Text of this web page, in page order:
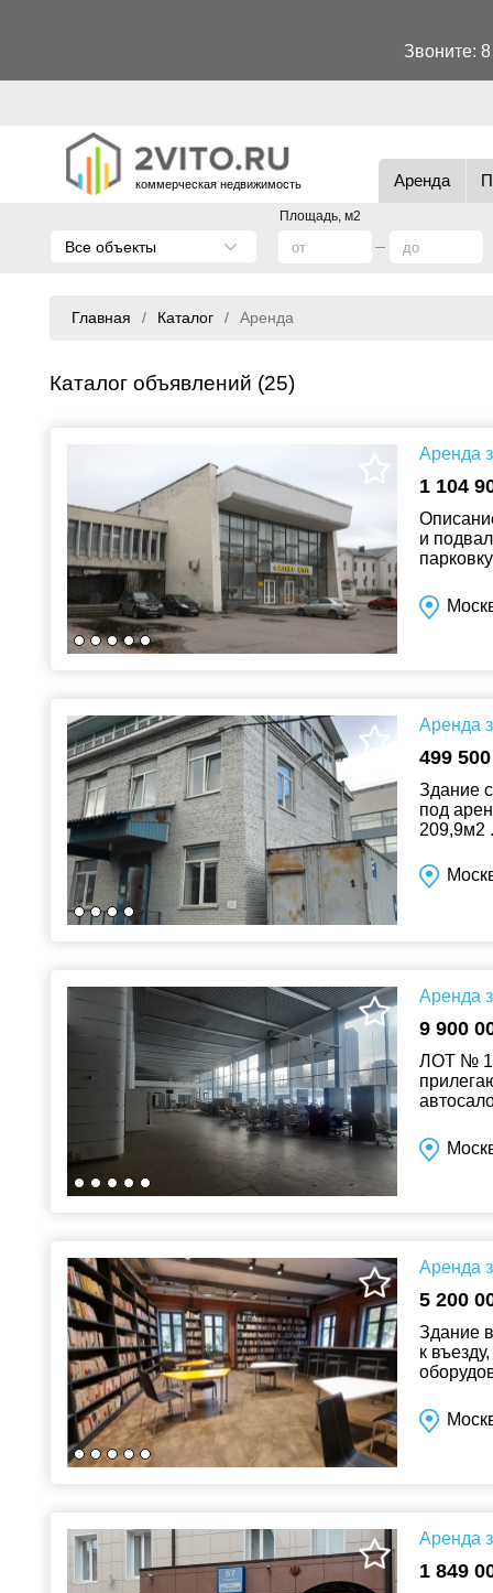
Звоните:
коммерческая недвижимость Аренда
Площадь, м2
Все объекты
Главная Каталог Аренда
Каталог объявлений (25)
Аренда
1 104
и
Аренда
499
Здание
под
209,9м2
Аренда
9 900
ЛОТ №
Аренда
5 200
Здание
к
Аренда
1 849